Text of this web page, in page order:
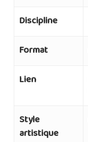
Discipline
Format
Lien
Style
artistique